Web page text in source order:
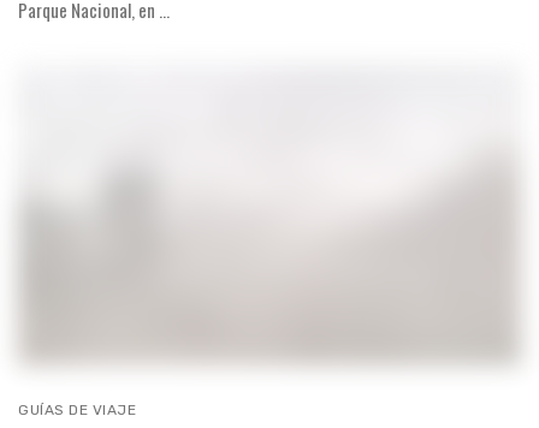
Parque Nacional, en ...
GUÍAS DE VIAJE